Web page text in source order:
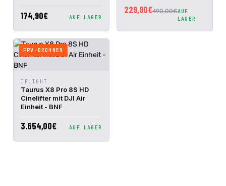
174,90€ AUF LAGER
229,90€490,00€AUF
LAGER
FPV-DROHNEN
SCHNELLANSICHT
WARENKORB
IFLIGHT
Taurus X8 Pro 8S HD
Cinelifter mit DJI Air
Einheit - BNF
3.654,00€ AUF LAGER